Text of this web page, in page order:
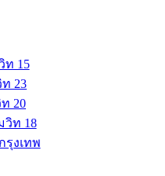
ท 15
23
20
ท 18
รุงเทพ